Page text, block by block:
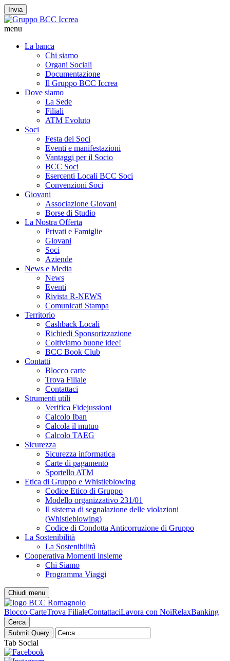
Invia
menu
La banca
Chi siamo
Organi Sociali
Documentazione
Il Gruppo BCC Iccrea
Dove siamo
La Sede
Filiali
ATM Evoluto
Soci
Festa dei Soci
Eventi e manifestazioni
Vantaggi per il Socio
BCC Soci
Esercenti Locali BCC Soci
Convenzioni Soci
Giovani
Associazione Giovani
Borse di Studio
La Nostra Offerta
Privati e Famiglie
Giovani
Soci
Aziende
News e Media
News
Eventi
Rivista R-NEWS
Comunicati Stampa
Territorio
Cashback Locali
Richiedi Sponsorizzazione
Coltiviamo buone idee!
BCC Book Club
Contatti
Blocco carte
Trova Filiale
Contattaci
Strumenti utili
Verifica Fidejussioni
Calcolo Iban
Calcola il mutuo
Calcolo TAEG
Sicurezza
Sicurezza informatica
Carte di pagamento
Sportello ATM
Etica di Gruppo e Whistleblowing
Codice Etico di Gruppo
Modello organizzativo 231/01
Il sistema di segnalazione delle violazioni
(Whistleblowing)
Codice di Condotta Anticorruzione di Gruppo
La Sostenibilità
La Sostenibilità
Cooperativa Momenti insieme
Chi Siamo
Programma Viaggi
Chiudi menu
Blocco CarteTrova FilialeContattaciLavora con NoiRelaxBanking
Cerca
Tab Social